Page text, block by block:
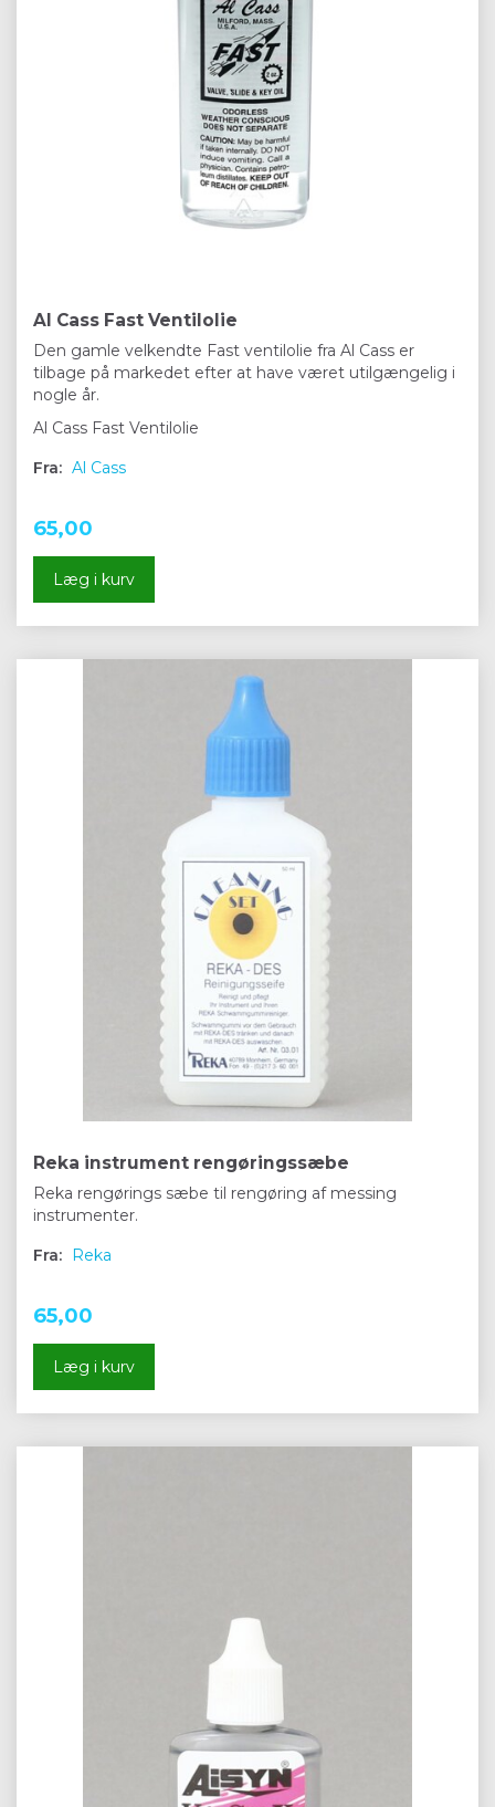
Al Cass Fast Ventilolie
Den gamle velkendte Fast ventilolie fra Al Cass er
tilbage på markedet efter at have været utilgængelig i
nogle år.
Al Cass Fast Ventilolie
Fra: Al Cass
65,00
Læg i kurv
Reka instrument rengøringssæbe
Reka rengørings sæbe til rengøring af messing
instrumenter.
Fra: Reka
65,00
Læg i kurv